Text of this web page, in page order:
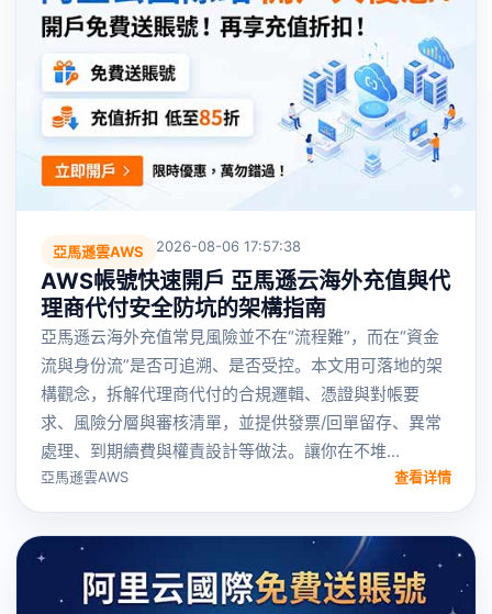
亞馬遜雲AWS 2026-08-06 17:57:38
AWS帳號快速開戶 亞馬遜云海外充值與代
理商代付安全防坑的架構指南
亞馬遜云海外充值常見風險並不在“流程難”，而在“資金
流與身份流”是否可追溯、是否受控。本文用可落地的架
構觀念，拆解代理商代付的合規邏輯、憑證與對帳要
求、風險分層與審核清單，並提供發票/回單留存、異常
處理、到期續費與權責設計等做法。讓你在不堆...
亞馬遜雲AWS 查看详情